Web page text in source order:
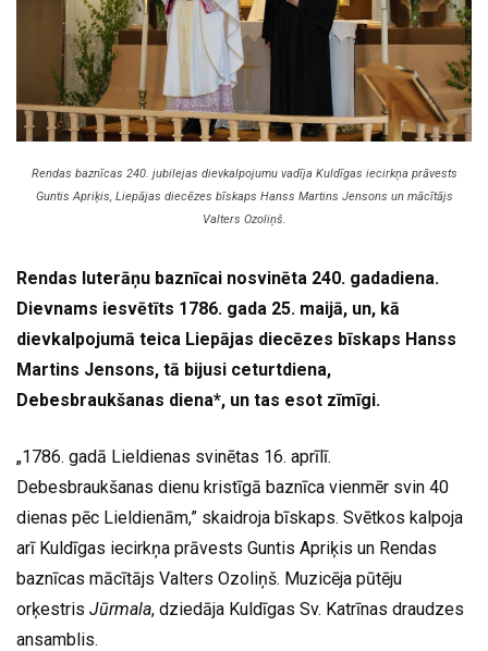
Rendas baznīcas 240. jubilejas dievkalpojumu vadīja Kuldīgas iecirkņa prāvests
Guntis Apriķis, Liepājas diecēzes bīskaps Hanss Martins Jensons un mācītājs
Valters Ozoliņš.
Rendas luterāņu baznīcai nosvinēta 240. gadadiena.
Dievnams iesvētīts 1786. gada 25. maijā, un, kā
dievkalpojumā teica Liepājas diecēzes bīskaps Hanss
Martins Jensons, tā bijusi ceturtdiena,
Debesbraukšanas diena*, un tas esot zīmīgi.
„1786. gadā Lieldienas svinētas 16. aprīlī.
Debesbraukšanas dienu kristīgā baznīca vienmēr svin 40
dienas pēc Lieldienām,” skaidroja bīskaps. Svētkos kalpoja
arī Kuldīgas iecirkņa prāvests Guntis Apriķis un Rendas
baznīcas mācītājs Valters Ozoliņš. Muzicēja pūtēju
orķestris Jūrmala, dziedāja Kuldīgas Sv. Katrīnas draudzes
ansamblis.